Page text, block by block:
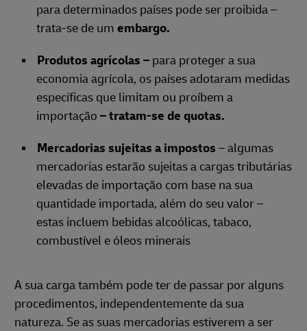
para determinados países pode ser proibida –
trata-se de um embargo.
Produtos agrícolas – para proteger a sua
economia agrícola, os países adotaram medidas
específicas que limitam ou proíbem a
importação – tratam-se de quotas.
Mercadorias sujeitas a impostos – algumas
mercadorias estarão sujeitas a cargas tributárias
elevadas de importação com base na sua
quantidade importada, além do seu valor –
estas incluem bebidas alcoólicas, tabaco,
combustível e óleos minerais
A sua carga também pode ter de passar por alguns
procedimentos, independentemente da sua
natureza. Se as suas mercadorias estiverem a ser